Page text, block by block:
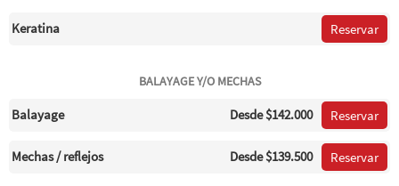
Keratina Reservar
BALAYAGE Y/O MECHAS
Balayage Desde$142.000 Reservar
Mechas / reflejos Desde$139.500 Reservar